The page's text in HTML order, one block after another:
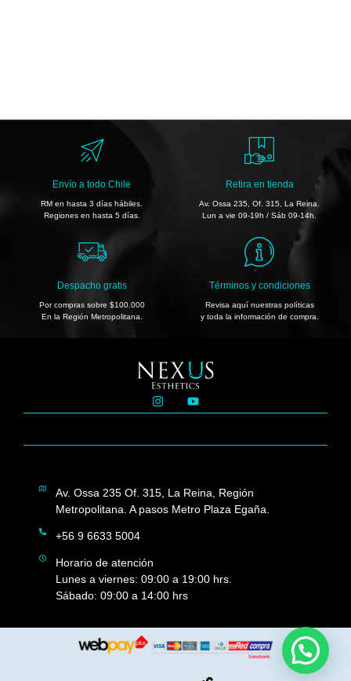
Retira en tienda
Av. Ossa 235, Of. 315, La Reina.
Lun a vie 09-19h / Sáb 09-14h.
Despacho gratis
Por compras sobre $100.000
En la Región Metropolitana.
Envío a todo Chile
RM en hasta 3 días hábiles.
Regiones en hasta 5 días.
Términos y condiciones
Revisa aquí nuestras políticas
y toda la información de compra.
Av. Ossa 235 Of. 315, La Reina, Región
Metropolitana. A pasos Metro Plaza Egaña.
+56 9 6633 5004
Horario de atención
Lunes a viernes: 09:00 a 19:00 hrs.
Sábado: 09:00 a 14:00 hrs